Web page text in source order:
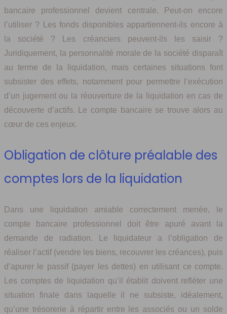
bancaire professionnel devient centrale. Peut-on encore
l’utiliser ? Les fonds disponibles appartiennent-ils encore à
la société ? Les créanciers peuvent-ils les saisir ?
Juridiquement, la personnalité morale de la société disparaît
au terme de la liquidation, mais certaines situations font
subsister des effets, notamment pour permettre l’exécution
d’un jugement ou la réouverture de la liquidation en cas de
découverte d’actifs. Le compte bancaire se trouve alors au
cœur de ces enjeux.
Obligation de clôture préalable des
comptes lors de la liquidation
Dans une liquidation amiable correctement menée, le
compte bancaire professionnel doit être apuré avant la
demande de radiation. Le liquidateur a l’obligation de
réaliser l’actif (vendre les biens, recouvrer les créances), puis
d’apurer le passif (payer les dettes) en utilisant ce compte.
Les comptes de liquidation qu’il établit doivent refléter une
situation finale dans laquelle il ne subsiste, idéalement,
qu’une trésorerie à répartir entre les associés ou un solde